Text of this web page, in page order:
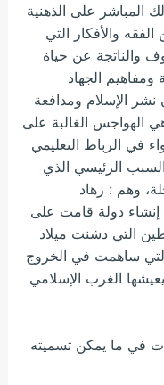
المباشر على الذهنية
والأفكار التي
والناتجة عن حياة
ومفاهيم الجهاد
الإسلام ومدافعة
الهواجس الغالبة على
في الرباط التعليمي
الرئيسي الذي
وهم : زهاد
دولة قامت على
التي دشنت ميلاد
ساهمت في الخروج
الغرب الإسلامي
في ما يمكن تسميته